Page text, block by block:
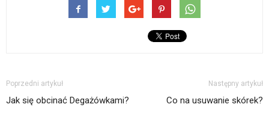
Poprzedni artykuł
Jak się obcinać Degażówkami?
Następny artykuł
Co na usuwanie skórek?